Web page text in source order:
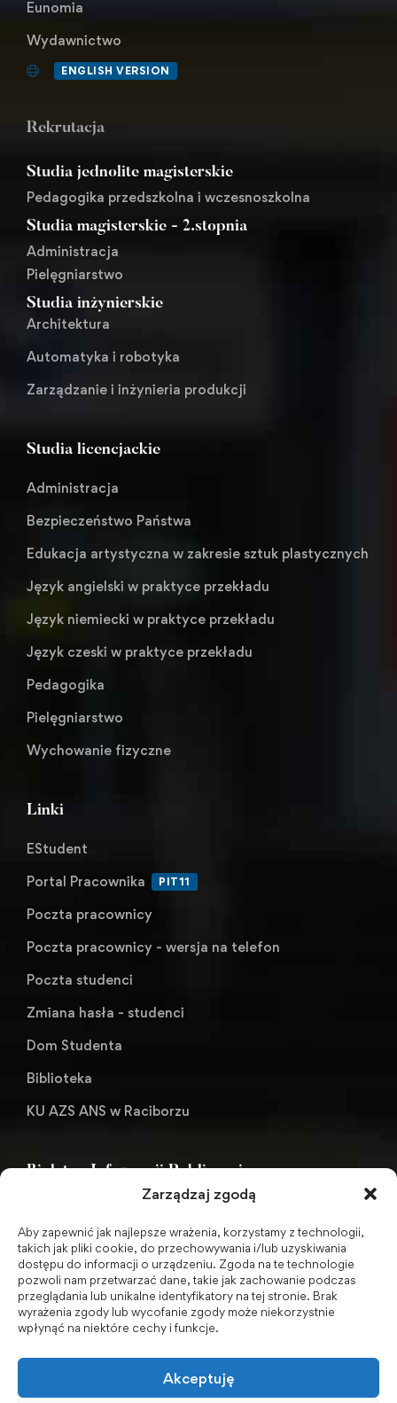
Zarządzaj zgodą
Aby zapewnić jak najlepsze wrażenia, korzystamy z technologii,
takich jak pliki cookie, do przechowywania i/lub uzyskiwania
dostępu do informacji o urządzeniu. Zgoda na te technologie
pozwoli nam przetwarzać dane, takie jak zachowanie podczas
przeglądania lub unikalne identyfikatory na tej stronie. Brak
wyrażenia zgody lub wycofanie zgody może niekorzystnie
wpłynąć na niektóre cechy i funkcje.
Akceptuję
Eunomia
Wydawnictwo
ENGLISH VERSION
Rekrutacja
Studia jednolite magisterskie
Pedagogika przedszkolna i wczesnoszkolna
Studia magisterskie - 2.stopnia
Administracja
Pielęgniarstwo
Studia inżynierskie
Architektura
Automatyka i robotyka
Zarządzanie i inżynieria produkcji
Studia licencjackie
Administracja
Bezpieczeństwo Państwa
Edukacja artystyczna w zakresie sztuk plastycznych
Język angielski w praktyce przekładu
Język niemiecki w praktyce przekładu
Język czeski w praktyce przekładu
Pedagogika
Pielęgniarstwo
Wychowanie fizyczne
Linki
EStudent
Portal Pracownika
PIT11
Poczta pracownicy
Poczta pracownicy - wersja na telefon
Poczta studenci
Zmiana hasła - studenci
Dom Studenta
Biblioteka
KU AZS ANS w Raciborzu
Biuletyn Informacji Publicznej
BIP - Biuletyn Informacji Publicznej PWSZ -
archiwum
Social Media